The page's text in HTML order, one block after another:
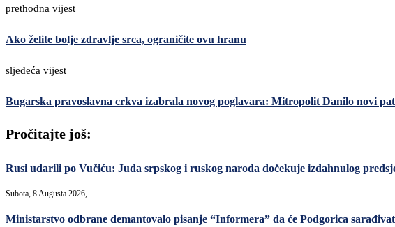
prethodna vijest
Ako želite bolje zdravlje srca, ograničite ovu hranu
sljedeća vijest
Bugarska pravoslavna crkva izabrala novog poglavara: Mitropolit Danilo novi
Pročitajte još:
Rusi udarili po Vučiću: Juda srpskog i ruskog naroda dočekuje izdahnulog
Subota, 8 Augusta 2026,
Ministarstvo odbrane demantovalo pisanje “Informera” da će Podgorica